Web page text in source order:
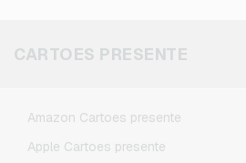
CARTOES PRESENTE
Amazon Cartoes presente
Apple Cartoes presente